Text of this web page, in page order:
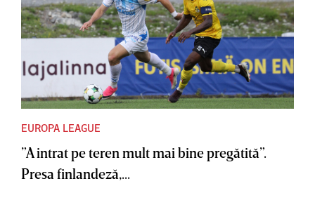
EUROPA LEAGUE
”A intrat pe teren mult mai bine pregătită”.
Presa finlandeză,...